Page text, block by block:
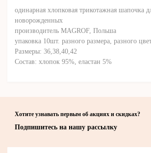
одинарная хлопковая трикотажная шапочка
новорожденных
производитель MAGROF, Польша
упаковка 10шт. разного размера, разного
Размеры: 36,38,40,42
Состав: хлопок 95%, еластан 5%
Хотите узнавать первым об акциях и скидках?
Подпишитесь на нашу рассылку